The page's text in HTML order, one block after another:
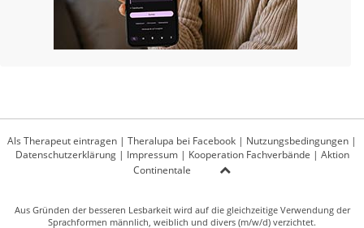
Als Therapeut eintragen | Theralupa bei Facebook | Nutzungsbedingungen |
Datenschutzerklärung| Impressum| Kooperation Fachverbände | Aktion
Continentale
Aus Gründen der besseren Lesbarkeit wird auf die gleichzeitige Verwendung der
Sprachformen männlich, weiblich und divers (m/w/d) verzichtet.